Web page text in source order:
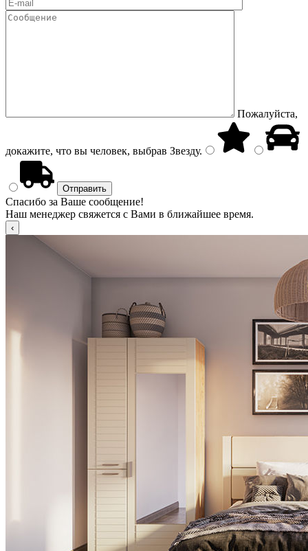
Пожалуйста,
докажите, что вы человек, выбрав Звезду.
Спасибо за Ваше сообщение!
Наш менеджер свяжется с Вами в ближайшее время.